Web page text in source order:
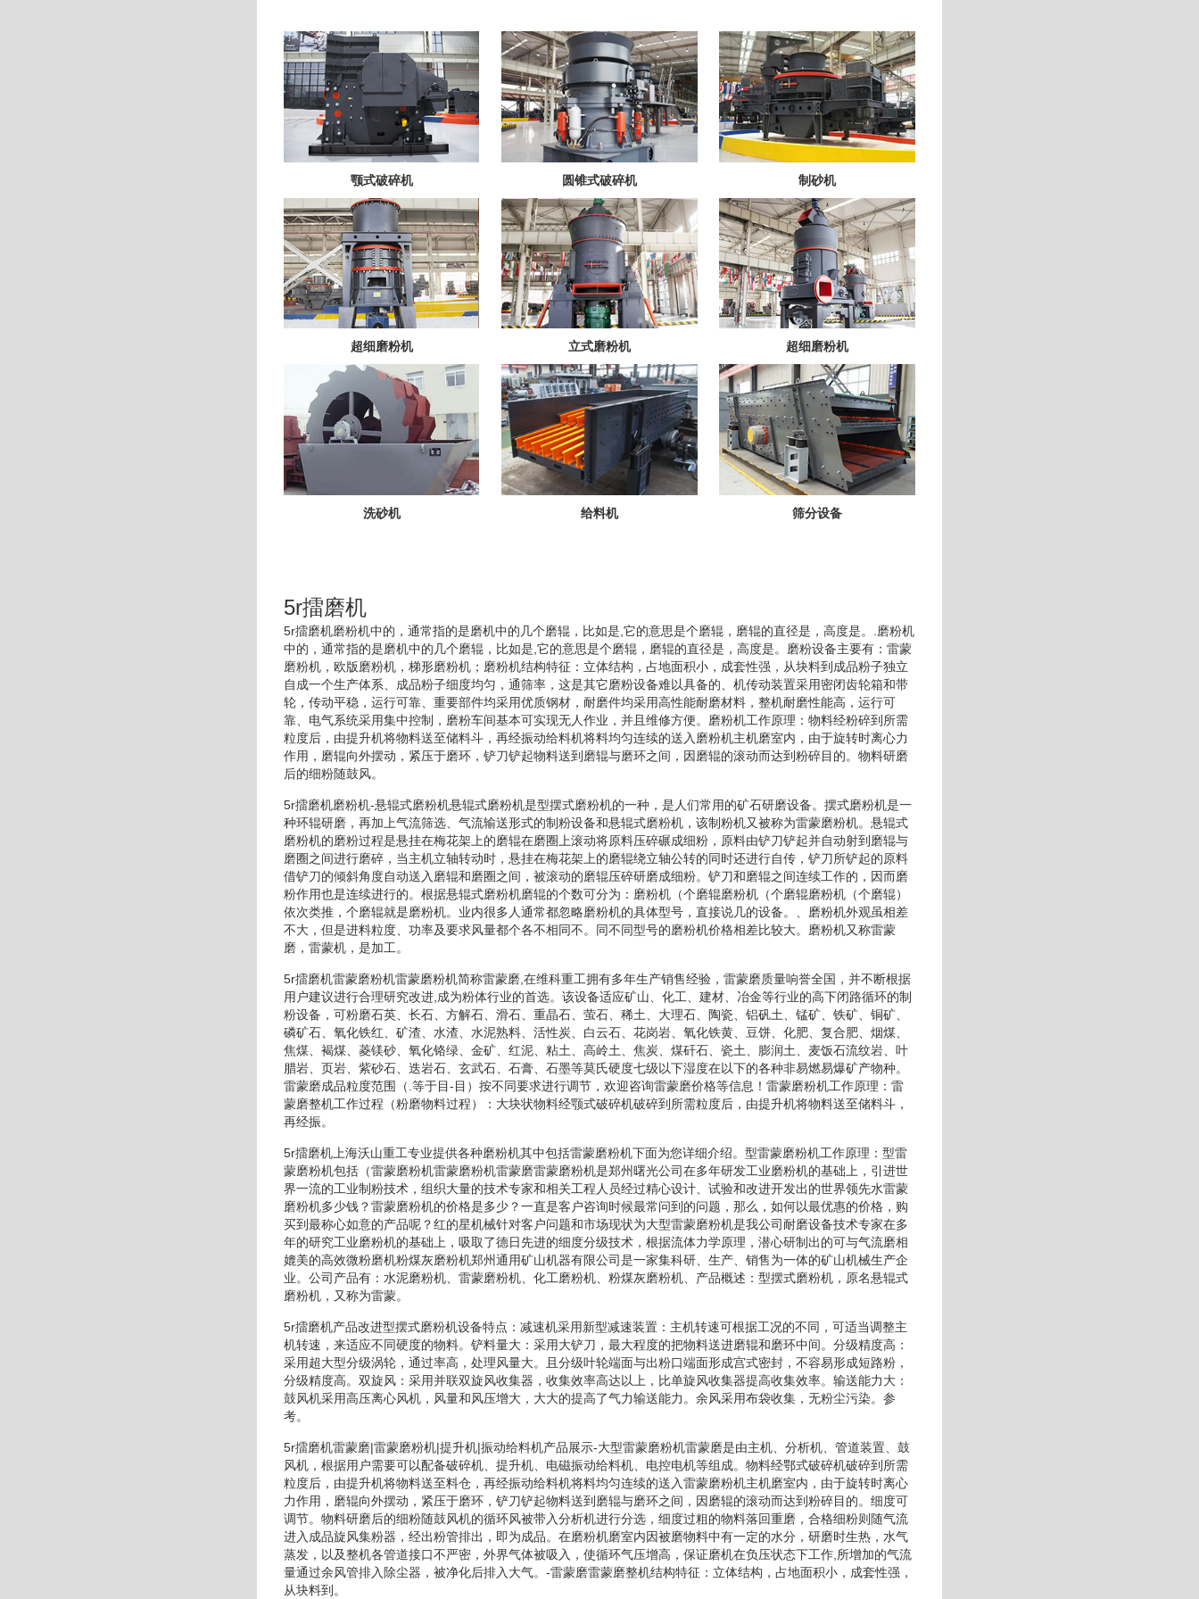
颚式破碎机 圆锥式破碎机 制砂机
超细磨粉机 立式磨粉机 超细磨粉机
洗砂机 给料机 筛分设备
5r擂磨机
5r擂磨机磨粉机中的，通常指的是磨机中的几个磨辊，比如是,它的意思是个磨辊，磨辊的直径是，高度是。.磨粉机
中的，通常指的是磨机中的几个磨辊，比如是,它的意思是个磨辊，磨辊的直径是，高度是。磨粉设备主要有：雷蒙
磨粉机，欧版磨粉机，梯形磨粉机；磨粉机结构特征：立体结构，占地面积小，成套性强，从块料到成品粉子独立
自成一个生产体系、成品粉子细度均匀，通筛率，这是其它磨粉设备难以具备的、机传动装置采用密闭齿轮箱和带
轮，传动平稳，运行可靠、重要部件均采用优质钢材，耐磨件均采用高性能耐磨材料，整机耐磨性能高，运行可
靠、电气系统采用集中控制，磨粉车间基本可实现无人作业，并且维修方便。磨粉机工作原理：物料经粉碎到所需
粒度后，由提升机将物料送至储料斗，再经振动给料机将料均匀连续的送入磨粉机主机磨室内，由于旋转时离心力
作用，磨辊向外摆动，紧压于磨环，铲刀铲起物料送到磨辊与磨环之间，因磨辊的滚动而达到粉碎目的。物料研磨
后的细粉随鼓风。
5r擂磨机磨粉机-悬辊式磨粉机悬辊式磨粉机是型摆式磨粉机的一种，是人们常用的矿石研磨设备。摆式磨粉机是一
种环辊研磨，再加上气流筛选、气流输送形式的制粉设备和悬辊式磨粉机，该制粉机又被称为雷蒙磨粉机。悬辊式
磨粉机的磨粉过程是悬挂在梅花架上的磨辊在磨圈上滚动将原料压碎碾成细粉，原料由铲刀铲起并自动射到磨辊与
磨圈之间进行磨碎，当主机立轴转动时，悬挂在梅花架上的磨辊绕立轴公转的同时还进行自传，铲刀所铲起的原料
借铲刀的倾斜角度自动送入磨辊和磨圈之间，被滚动的磨辊压碎研磨成细粉。铲刀和磨辊之间连续工作的，因而磨
粉作用也是连续进行的。根据悬辊式磨粉机磨辊的个数可分为：磨粉机（个磨辊磨粉机（个磨辊磨粉机（个磨辊）
依次类推，个磨辊就是磨粉机。业内很多人通常都忽略磨粉机的具体型号，直接说几的设备。、磨粉机外观虽相差
不大，但是进料粒度、功率及要求风量都个各不相同不。同不同型号的磨粉机价格相差比较大。磨粉机又称雷蒙
磨，雷蒙机，是加工。
5r擂磨机雷蒙磨粉机雷蒙磨粉机简称雷蒙磨,在维科重工拥有多年生产销售经验，雷蒙磨质量响誉全国，并不断根据
用户建议进行合理研究改进,成为粉体行业的首选。该设备适应矿山、化工、建材、冶金等行业的高下闭路循环的制
粉设备，可粉磨石英、长石、方解石、滑石、重晶石、萤石、稀土、大理石、陶瓷、铝矾土、锰矿、铁矿、铜矿、
磷矿石、氧化铁红、矿渣、水渣、水泥熟料、活性炭、白云石、花岗岩、氧化铁黄、豆饼、化肥、复合肥、烟煤、
焦煤、褐煤、菱镁砂、氧化铬绿、金矿、红泥、粘土、高岭土、焦炭、煤矸石、瓷土、膨润土、麦饭石流纹岩、叶
腊岩、页岩、紫砂石、迭岩石、玄武石、石膏、石墨等莫氏硬度七级以下湿度在以下的各种非易燃易爆矿产物种。
雷蒙磨成品粒度范围（.等于目-目）按不同要求进行调节，欢迎咨询雷蒙磨价格等信息！雷蒙磨粉机工作原理：雷
蒙磨整机工作过程（粉磨物料过程）：大块状物料经颚式破碎机破碎到所需粒度后，由提升机将物料送至储料斗，
再经振。
5r擂磨机上海沃山重工专业提供各种磨粉机其中包括雷蒙磨粉机下面为您详细介绍。型雷蒙磨粉机工作原理：型雷
蒙磨粉机包括（雷蒙磨粉机雷蒙磨粉机雷蒙磨雷蒙磨粉机是郑州曙光公司在多年研发工业磨粉机的基础上，引进世
界一流的工业制粉技术，组织大量的技术专家和相关工程人员经过精心设计、试验和改进开发出的世界领先水雷蒙
磨粉机多少钱？雷蒙磨粉机的价格是多少？一直是客户咨询时候最常问到的问题，那么，如何以最优惠的价格，购
买到最称心如意的产品呢？红的星机械针对客户问题和市场现状为大型雷蒙磨粉机是我公司耐磨设备技术专家在多
年的研究工业磨粉机的基础上，吸取了德日先进的细度分级技术，根据流体力学原理，潜心研制出的可与气流磨相
媲美的高效微粉磨机粉煤灰磨粉机郑州通用矿山机器有限公司是一家集科研、生产、销售为一体的矿山机械生产企
业。公司产品有：水泥磨粉机、雷蒙磨粉机、化工磨粉机、粉煤灰磨粉机、产品概述：型摆式磨粉机，原名悬辊式
磨粉机，又称为雷蒙。
5r擂磨机产品改进型摆式磨粉机设备特点：减速机采用新型减速装置：主机转速可根据工况的不同，可适当调整主
机转速，来适应不同硬度的物料。铲料量大：采用大铲刀，最大程度的把物料送进磨辊和磨环中间。分级精度高：
采用超大型分级涡轮，通过率高，处理风量大。且分级叶轮端面与出粉口端面形成宫式密封，不容易形成短路粉，
分级精度高。双旋风：采用并联双旋风收集器，收集效率高达以上，比单旋风收集器提高收集效率。输送能力大：
鼓风机采用高压离心风机，风量和风压增大，大大的提高了气力输送能力。余风采用布袋收集，无粉尘污染。参
考。
5r擂磨机雷蒙磨|雷蒙磨粉机|提升机|振动给料机产品展示-大型雷蒙磨粉机雷蒙磨是由主机、分析机、管道装置、鼓
风机，根据用户需要可以配备破碎机、提升机、电磁振动给料机、电控电机等组成。物料经鄂式破碎机破碎到所需
粒度后，由提升机将物料送至料仓，再经振动给料机将料均匀连续的送入雷蒙磨粉机主机磨室内，由于旋转时离心
力作用，磨辊向外摆动，紧压于磨环，铲刀铲起物料送到磨辊与磨环之间，因磨辊的滚动而达到粉碎目的。细度可
调节。物料研磨后的细粉随鼓风机的循环风被带入分析机进行分选，细度过粗的物料落回重磨，合格细粉则随气流
进入成品旋风集粉器，经出粉管排出，即为成品。在磨粉机磨室内因被磨物料中有一定的水分，研磨时生热，水气
蒸发，以及整机各管道接口不严密，外界气体被吸入，使循环气压增高，保证磨机在负压状态下工作,所增加的气流
量通过余风管排入除尘器，被净化后排入大气。-雷蒙磨雷蒙磨整机结构特征：立体结构，占地面积小，成套性强，
从块料到。